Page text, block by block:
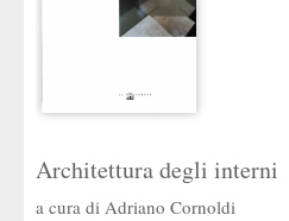
Architettura degli interni
a cura di Adriano Cornoldi